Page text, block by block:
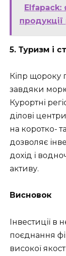
Elfapack:
продукції
5. Туризм і
Кіпр щороку
завдяки
Курортні
ділові
на коротко-
дозволяє
дохід і
активу.
Висновок
Інвестиції в
поєднання
високої